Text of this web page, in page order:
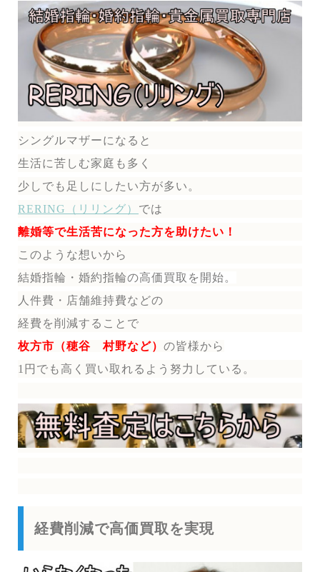
シングルマザーになると
生活に苦しむ家庭も多く
少しでも足しにしたい方が多い。
RERING（リリング） では
離婚等で生活苦になった方を助けたい！
このような想いから
結婚指輪・婚約指輪の高価買取を開始。
人件費・店舗維持費などの
経費を削減することで
枚方市（穂谷 村野など） の皆様から
1円でも高く買い取れるよう努力している。
経費削減で高価買取を実現